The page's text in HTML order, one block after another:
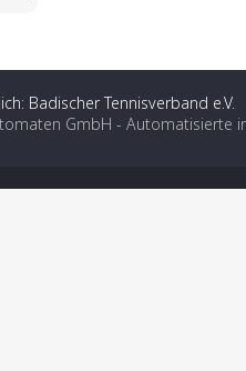
Badischer Tennisverband e.V.
GmbH - Automatisierte